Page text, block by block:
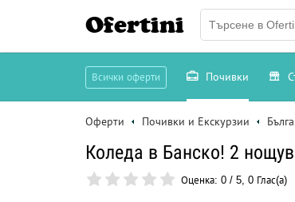
Ofertini
Всички оферти Почивки
Оферти Почивки и Екскурзии
Коледа в Банско! 2
Оценка: 0 / 5, 0 Глас(а)